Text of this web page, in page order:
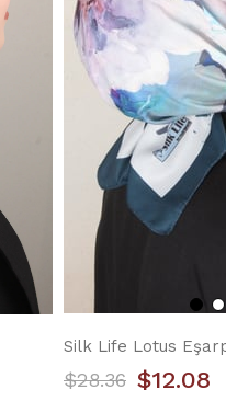
$12.08
$28.36